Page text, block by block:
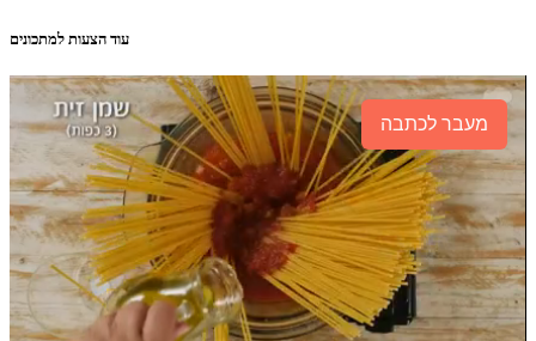
עוד הצעות למתכונים
מעבר לכתבה